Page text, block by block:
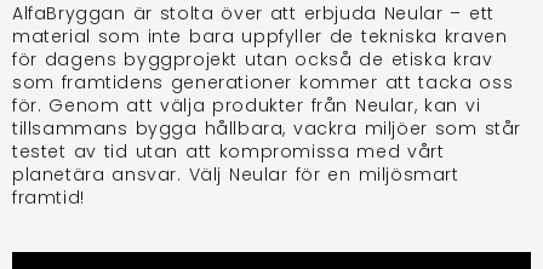
AlfaBryggan är stolta över att erbjuda Neular – ett
material som inte bara uppfyller de tekniska kraven
för dagens byggprojekt utan också de etiska krav
som framtidens generationer kommer att tacka oss
för. Genom att välja produkter från Neular, kan vi
tillsammans bygga hållbara, vackra miljöer som står
testet av tid utan att kompromissa med vårt
planetära ansvar. Välj Neular för en miljösmart
framtid!